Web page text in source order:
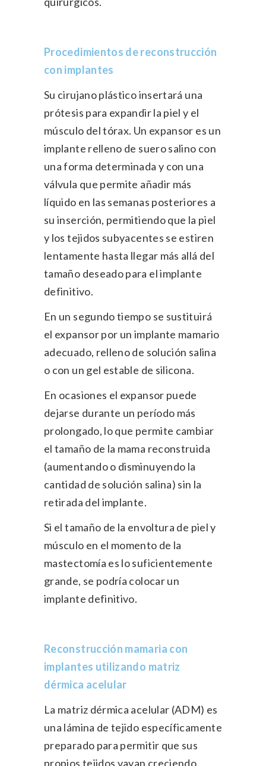
Procedimientos de reconstrucción
con implantes
Su cirujano plástico insertará una
prótesis para expandir la piel y el
músculo del tórax. Un expansor es un
implante relleno de suero salino con
una forma determinada y con una
válvula que permite añadir más
líquido en las semanas posteriores a
su inserción, permitiendo que la piel
y los tejidos subyacentes se estiren
lentamente hasta llegar más allá del
tamaño deseado para el implante
definitivo.
En un segundo tiempo se sustituirá
el expansor por un implante mamario
adecuado, relleno de solución salina
o con un gel estable de silicona.
En ocasiones el expansor puede
dejarse durante un período más
prolongado, lo que permite cambiar
el tamaño de la mama reconstruida
(aumentando o disminuyendo la
cantidad de solución salina) sin la
retirada del implante.
Si el tamaño de la envoltura de piel y
músculo en el momento de la
mastectomía es lo suficientemente
grande, se podría colocar un
implante definitivo.
Reconstrucción mamaria con
implantes utilizando matriz
dérmica acelular
La matriz dérmica acelular (ADM) es
una lámina de tejido específicamente
preparado para permitir que sus
propios tejidos vayan creciendo